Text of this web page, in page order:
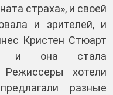
страха», и своей
и зрителей, и
Кристен Стюарт
и она стала
Режиссеры хотели
разные